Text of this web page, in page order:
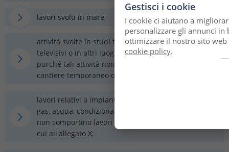
lavori svolti in mare;
attività svolte in studi teatrali, cinematografici,
televisivi o in altri luoghi in cui si effettuino riprese,
purché tali attività non implichino l'allestimento di un
cantiere temporaneo o mobile;
lavori relativi a impianti elettrici, reti informatiche,
gas, acqua, condizionamento e riscaldamento che
non comportino lavori edili o di ingegneria civile di
cui all'allegato X;
Gestisci i cookie
I cookie ci aiutano a
personalizzare gli annunci in
ottimizzare il nostro sito
cookie policy.